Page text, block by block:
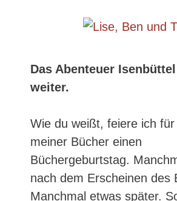
Das Abenteuer
weiter.
Wie du weißt, feiere ich
meiner Bücher einen
Büchergeburtstag.
nach dem Erscheinen des
Manchmal etwas später.